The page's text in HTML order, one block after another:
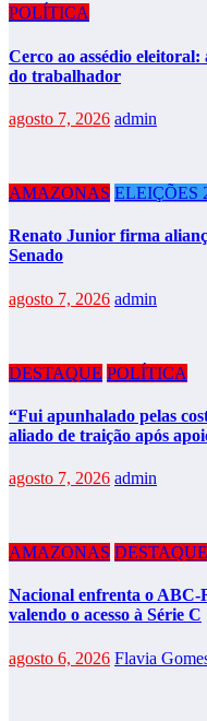
POLÍTICA
Cerco ao assédio
do trabalhador
agosto 7, 2026 admin
AMAZONAS ELEIÇÕES
Renato Junior firma
Senado
agosto 7, 2026 admin
DESTAQUE POLÍTICA
“Fui apunhalado pelas
aliado de traição após
agosto 7, 2026 admin
AMAZONAS DESTAQUE
Nacional enfrenta o ABC-
valendo o acesso à Série C
agosto 6, 2026 Flavia